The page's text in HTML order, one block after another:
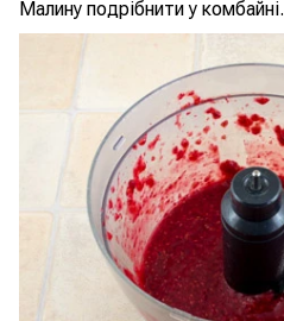
Малину подрібнити у комбайні.